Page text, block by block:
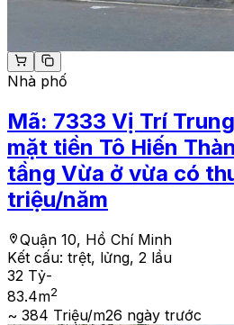
Nhà phố
Mã: 7333 Vị Trí
mặt tiền Tô Hiến
tầng Vừa ở vừa có
triệu/năm
Quận 10, Hồ Chí Minh
Kết cấu: trệt, lửng, 2 lầu
32 Tỷ-
83.4m2
~ 384 Triệu/m26 ngày trước